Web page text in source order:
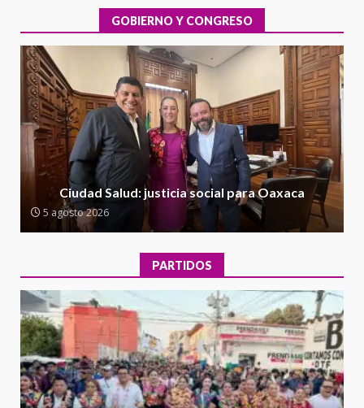
1
integral de las instalaciones de la
Escuela Secundaria General
Moisés Sáenz Garza
5 agosto 2026
2
Ciudad Salud: justicia social para
Oaxaca
5 agosto 2026
3
Encuentro de Ariadna Montiel
con el Gobernador Salomón Jara
Cruz reafirma la consolidación
de la transformación en
territorio oaxaqueño
30 julio 2026
4
presencia institucional en San
Juan Mazatlán
20 julio 2026
Sanciona Municipio de Oaxaca
de Juárez caso de maltrato
GOBIERNO Y CONGRESO
Ciudad Salud: justicia social para Oaxaca
5 agosto 2026
PARTIDOS